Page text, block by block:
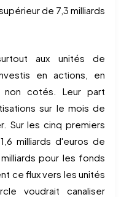
de 7,3 milliards
aux unités de
en actions, en
cotés. Leur part
sur le mois de
Sur les cinq premiers
milliards d'euros de
pour les fonds
ce flux vers les unités
voudrait canaliser